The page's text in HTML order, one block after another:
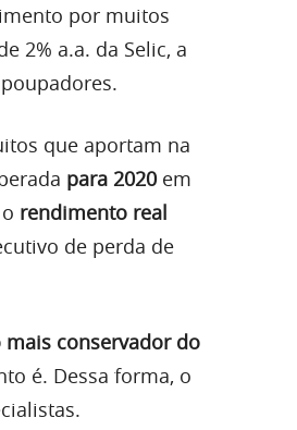
por muitos
2% a.a. da Selic, a
que aportam na
para 2020em
rendimento real
de perda de
conservador do
é. Dessa forma, o